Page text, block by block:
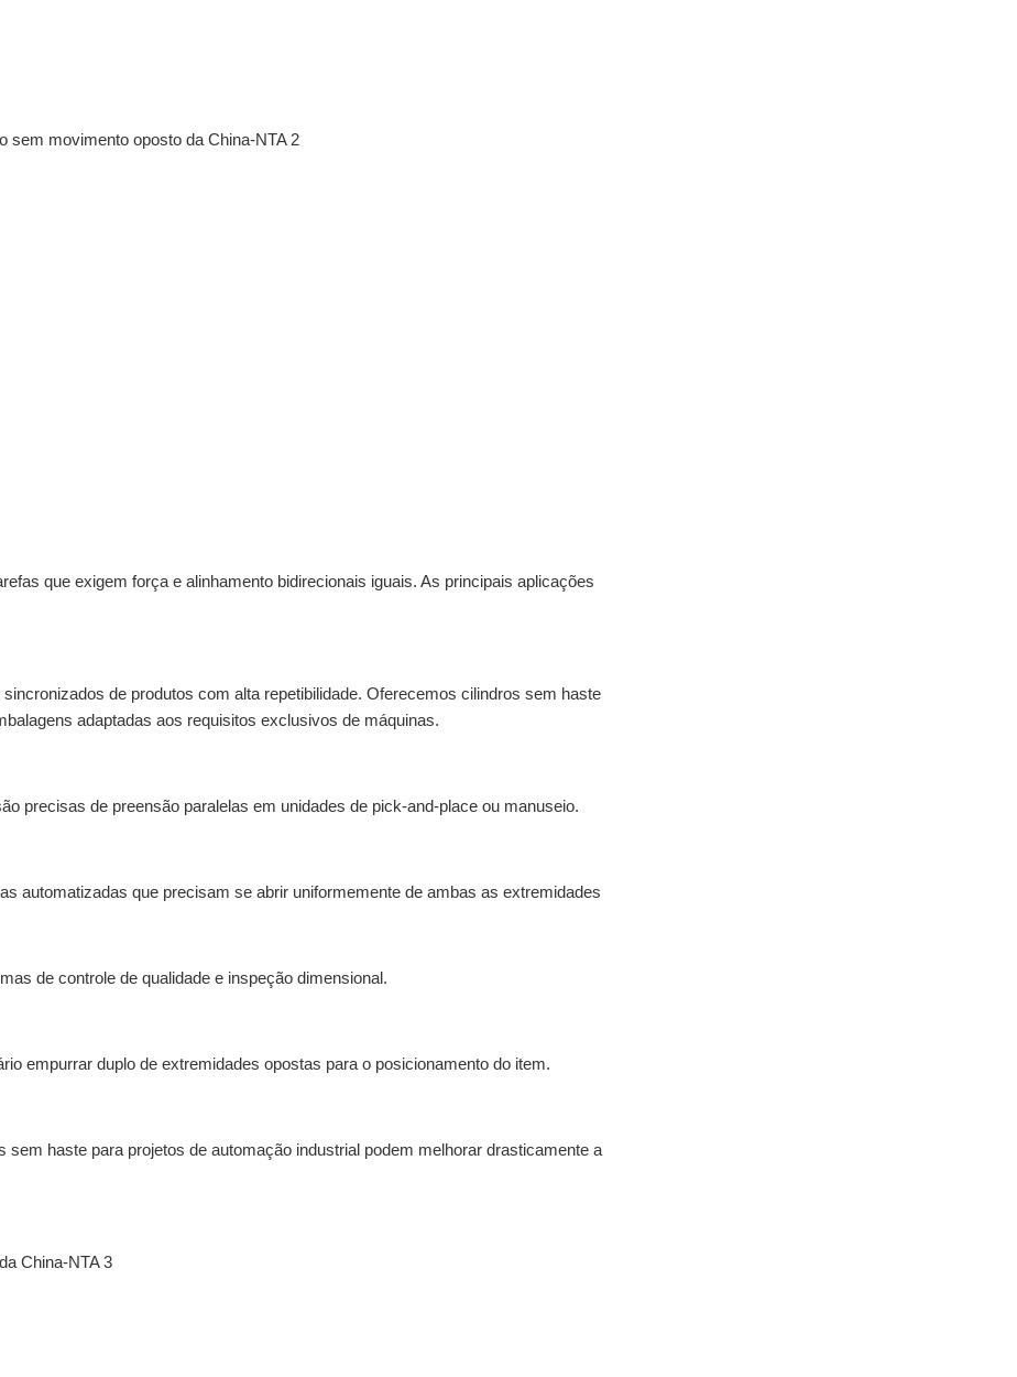
que exigem força e alinhamento bidirecionais iguais. As principais aplicações
de produtos com alta repetibilidade. Oferecemos cilindros sem haste
adaptadas aos requisitos exclusivos de máquinas.
precisas de preensão paralelas em unidades de pick-and-place ou manuseio.
automatizadas que precisam se abrir uniformemente de ambas as extremidades
de controle de qualidade e inspeção dimensional.
empurrar duplo de extremidades opostas para o posicionamento do item.
haste para projetos de automação industrial podem melhorar drasticamente a